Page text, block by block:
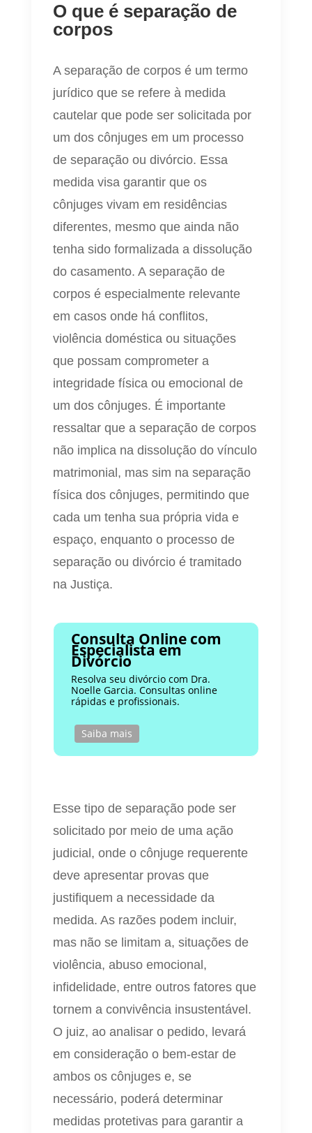
O que é separação de
corpos
A separação de corpos é um termo
jurídico que se refere à medida
cautelar que pode ser solicitada por
um dos cônjuges em um processo
de separação ou divórcio. Essa
medida visa garantir que os
cônjuges vivam em residências
diferentes, mesmo que ainda não
tenha sido formalizada a dissolução
do casamento. A separação de
corpos é especialmente relevante
em casos onde há conflitos,
violência doméstica ou situações
que possam comprometer a
integridade física ou emocional de
um dos cônjuges. É importante
ressaltar que a separação de corpos
não implica na dissolução do vínculo
matrimonial, mas sim na separação
física dos cônjuges, permitindo que
cada um tenha sua própria vida e
espaço, enquanto o processo de
separação ou divórcio é tramitado
na Justiça.
Consulta Online com
Especialista em
Divórcio
Resolva seu divórcio com Dra.
Noelle Garcia. Consultas online
rápidas e profissionais.
Saiba mais
Esse tipo de separação pode ser
solicitado por meio de uma ação
judicial, onde o cônjuge requerente
deve apresentar provas que
justifiquem a necessidade da
medida. As razões podem incluir,
mas não se limitam a, situações de
violência, abuso emocional,
infidelidade, entre outros fatores que
tornem a convivência insustentável.
O juiz, ao analisar o pedido, levará
em consideração o bem-estar de
ambos os cônjuges e, se
necessário, poderá determinar
medidas protetivas para garantir a